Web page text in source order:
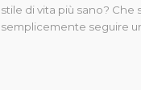
stile di vita più sano? Che
semplicemente seguire